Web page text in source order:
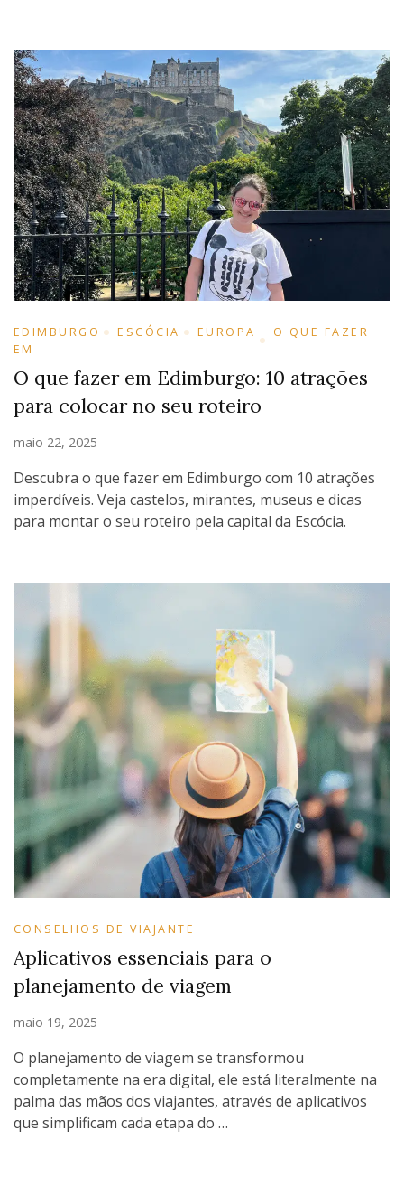
EDIMBURGO ESCÓCIA EUROPA
O QUE FAZER
EM
O que fazer em Edimburgo: 10 atrações
para colocar no seu roteiro
maio 22, 2025
Descubra o que fazer em Edimburgo com 10 atrações
imperdíveis. Veja castelos, mirantes, museus e dicas
para montar o seu roteiro pela capital da Escócia.
CONSELHOS DE VIAJANTE
Aplicativos essenciais para o
planejamento de viagem
maio 19, 2025
O planejamento de viagem se transformou
completamente na era digital, ele está literalmente na
palma das mãos dos viajantes, através de aplicativos
que simplificam cada etapa do …